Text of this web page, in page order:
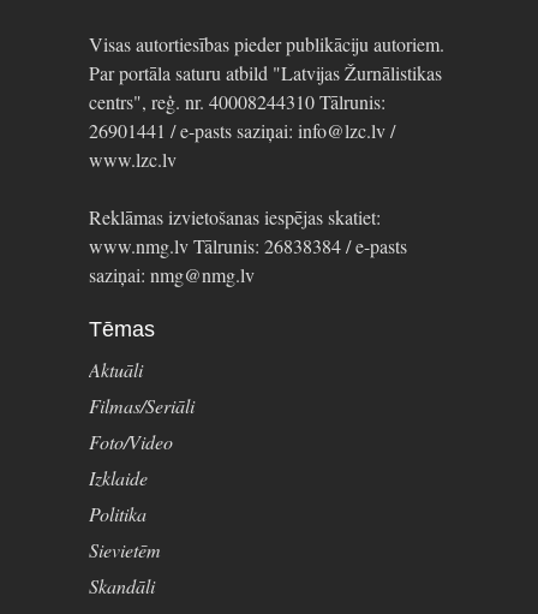
Visas autortiesības pieder publikāciju autoriem.
Par portāla saturu atbild "Latvijas Žurnālistikas
centrs", reģ. nr. 40008244310 Tālrunis:
26901441 / e-pasts saziņai: info@lzc.lv /
www.lzc.lv
Reklāmas izvietošanas iespējas skatiet:
www.nmg.lv Tālrunis: 26838384 / e-pasts
saziņai: nmg@nmg.lv
Tēmas
Aktuāli
Filmas/Seriāli
Foto/Video
Izklaide
Politika
Sievietēm
Skandāli